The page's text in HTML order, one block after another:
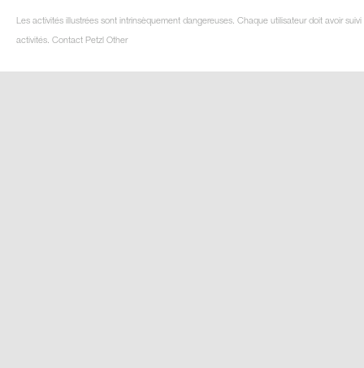
Les activités illustrées sont intrinsèquement dangereuses. Chaque utilisateur doit avoir
activités. Contact Petzl Other